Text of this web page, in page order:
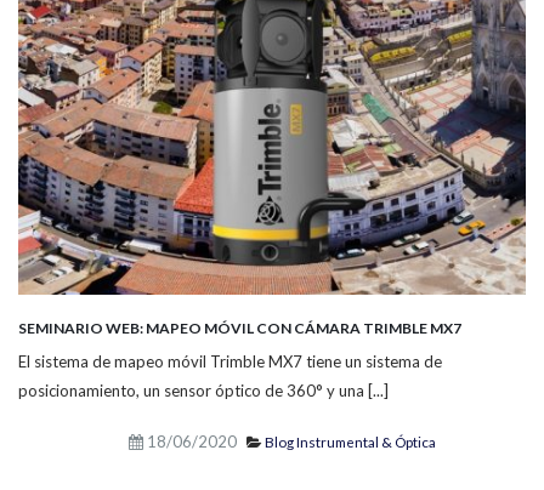
SEMINARIO WEB: MAPEO MÓVIL CON CÁMARA TRIMBLE MX7
El sistema de mapeo móvil Trimble MX7 tiene un sistema de
posicionamiento, un sensor óptico de 360° y una [...]
18/06/2020 Blog Instrumental & Óptica